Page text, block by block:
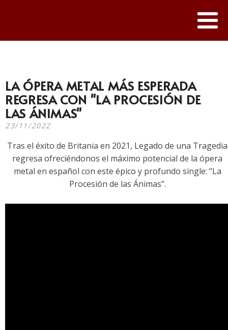
LA ÓPERA METAL MÁS ESPERADA
REGRESA CON "LA PROCESIÓN DE
LAS ÁNIMAS"
23/11/2022
Tras el éxito de Britania en 2021, Legado de una Tragedia
regresa ofreciéndonos el máximo potencial de la ópera
metal en español con este épico y profundo single: "La
Procesión de las Ánimas".